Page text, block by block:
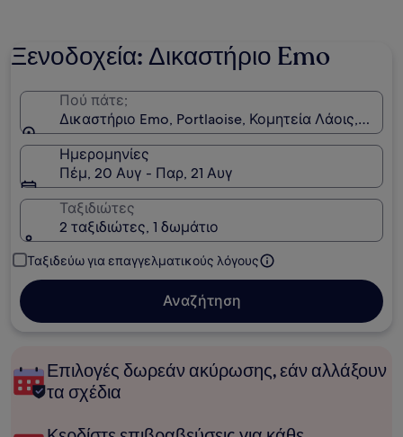
Ξενοδοχεία: Δικαστήριο Emo
Πού πάτε;
Δικαστήριο Emo, Portlaoise, Κομητεία Λάοις,
Ημερομηνίες
Πέμ, 20 Αυγ - Παρ, 21 Αυγ
Ταξιδιώτες
2 ταξιδιώτες, 1 δωμάτιο
Ταξιδεύω για επαγγελματικούς λόγους
Αναζήτηση
Επιλογές δωρεάν ακύρωσης, εάν αλλάξουν
τα σχέδια